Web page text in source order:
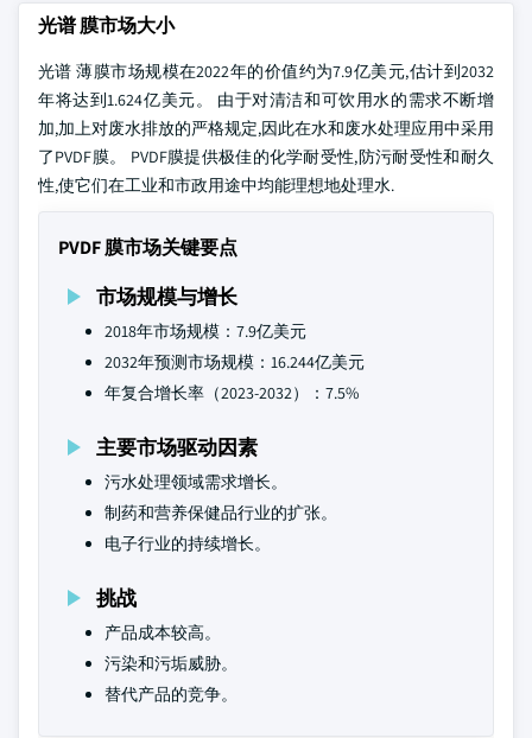
光谱 膜市场大小
光谱 薄膜市场规模在2022年的价值约为7.9亿美元,估计到2032
年将达到1.624亿美元。 由于对清洁和可饮用水的需求不断增
加,加上对废水排放的严格规定,因此在水和废水处理应用中采用
了PVDF膜。 PVDF膜提供极佳的化学耐受性,防污耐受性和耐久
性,使它们在工业和市政用途中均能理想地处理水.
PVDF 膜市场关键要点
市场规模与增长
2018年市场规模：7.9亿美元
2032年预测市场规模：16.244亿美元
年复合增长率（2023-2032）：7.5%
主要市场驱动因素
污水处理领域需求增长。
制药和营养保健品行业的扩张。
电子行业的持续增长。
挑战
产品成本较高。
污染和污垢威胁。
替代产品的竞争。